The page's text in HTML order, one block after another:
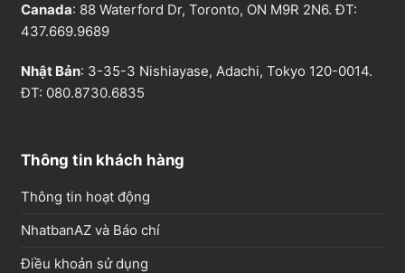
Canada: 88 Waterford Dr, Toronto, ON M9R 2N6. ĐT:
437.669.9689
Nhật Bản: 3-35-3 Nishiayase, Adachi, Tokyo 120-0014.
ĐT: 080.8730.6835
Thông tin khách hàng
Thông tin hoạt động
NhatbanAZ và Báo chí
Điều khoản sử dụng